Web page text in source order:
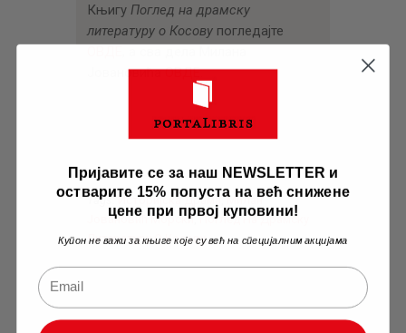
Књигу Поглед на драмску
литературу о Косовупогледајте
ЈовановићаОВДЕ.
Tags: Историјска Драма ,Милан
Јовановић Морски,Поглед На Драмску
Литературу О Косову
Пријавите се за наш NEWSLETTER и
остварите 15% попуста на већ снижене
цене при првој куповини!
Купон не важи за књиге које су већ на специјалним акцијама